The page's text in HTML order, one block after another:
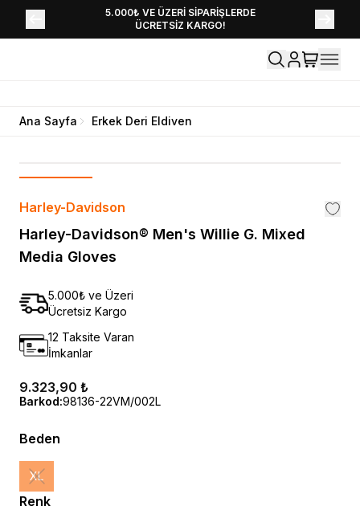
5.000₺ VE ÜZERİ SİPARİŞLERDE
ÜCRETSİZ KARGO!
YENİ SEZON KOLEKSİYONU EKLENDİ,
HEMEN KEŞFET!
Ana Sayfa Erkek Deri Eldiven
Harley-Davidson
Harley-Davidson® Men's Willie G. Mixed
Media Gloves
5.000₺ ve Üzeri
Ücretsiz Kargo
12 Taksite Varan
İmkanlar
9.323,90 ₺
Barkod:98136-22VM/002L
Beden
XL
Renk